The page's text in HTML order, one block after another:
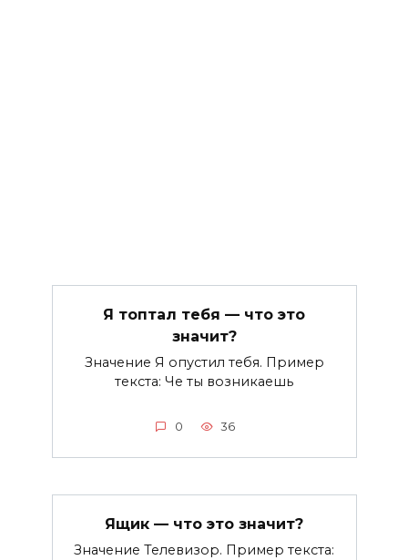
Я топтал тебя — что это
значит?
Значение Я опустил тебя. Пример
текста: Че ты возникаешь
0 36
Ящик — что это значит?
Значение Телевизор. Пример текста: